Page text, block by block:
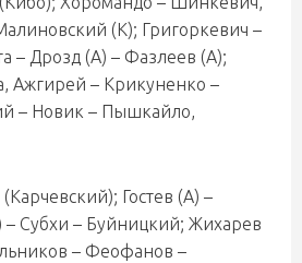
(К); Григоркевич –
– Дрозд (А) – Фазлеев (А);
Ажгирей – Крикуненко –
– Новик – Пышкайло,
Гостев (А) –
– Субхи – Буйницкий; Жихарев
– Феофанов –